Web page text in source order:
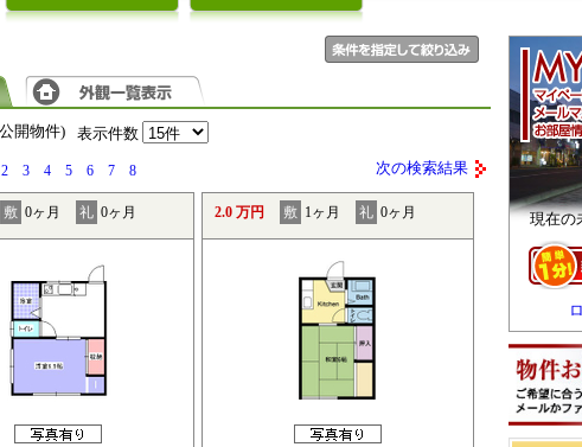
現在の
開物件) 表示件数
2 3 4 5 6 7 8 次の検索結果
敷 0ヶ月 礼 0ヶ月 2.0 万円 敷 1ヶ月 礼 0ヶ月